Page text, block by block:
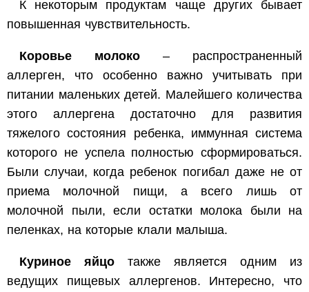
К некоторым продуктам чаще других бывает
повышенная чувствительность.
Коровье молоко – распространенный
аллерген, что особенно важно учитывать при
питании маленьких детей. Малейшего количества
этого аллергена достаточно для развития
тяжелого состояния ребенка, иммунная система
которого не успела полностью сформироваться.
Были случаи, когда ребенок погибал даже не от
приема молочной пищи, а всего лишь от
молочной пыли, если остатки молока были на
пеленках, на которые клали малыша.
Куриное яйцо также является одним из
ведущих пищевых аллергенов. Интересно, что